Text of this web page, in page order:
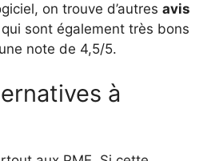
on trouve d’autres avis
sont également très bons
note de 4,5/5.
à